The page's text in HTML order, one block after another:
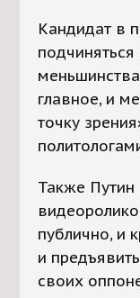
Кандидат в
главное, и
точку
Также Путин
публично, и
и
своих